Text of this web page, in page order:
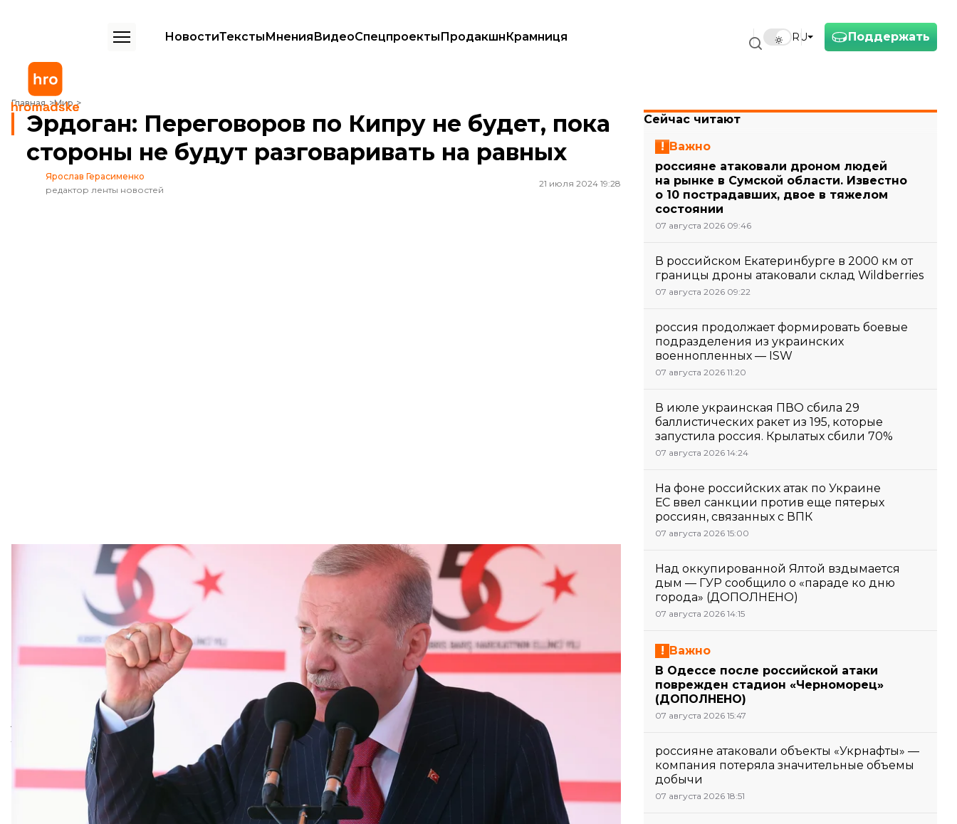
Поддержать
RU
НовостиТекстыМненияВидеоСпецпроектыПродакшнКрамниця
Главная Мир
Эрдоган: Переговоров по Кипру не будет, пока стороны не будут разговаривать на равных
Эрдоган: Переговоров по Кипру не будет, пока
стороны не будут разговаривать на равных
Ярослав Герасименко
редактор ленты новостей
21 июля 2024 19:28
Президент Турции Реджеп Тайип Эрдоган во время празднования 50-летия турецкого вторжения на Северный Кипр, которое в
Анкаре называют «Кипрской миротворческой операцией»
Президент Турции Реджеп Тайип Эрдоган заявил, что не видит начала новых переговоров по
Кипру, пока «обе стороны» не будут сидеть за столом «как равные».
сообщаетAnadolu.
Эрдоган прокомментировал возможные переговоры в разговоре с журналистами, когда
возвращался из непризнанной Турецкой Республики Северного Кипра, где принимал участие в
мероприятиях по случаю 50-летия турецкого вторжения на остров.
«Откровенно говоря, мы не видим возможности начать новый переговорный процесс на Кипре без
установления равенства, при котором обе стороны сядут за стол как равные»,
— сказал турецкий
Сейчас читают
Важно
россияне атаковали дроном людей
на рынке в Сумской области. Известно
о 10 пострадавших, двое в тяжелом
состоянии
07 августа 2026 09:46
В российском Екатеринбурге в 2000 км от
границы дроны атаковали склад Wildberries
07 августа 2026 09:22
россия продолжает формировать боевые
подразделения из украинских
военнопленных — ISW
07 августа 2026 11:20
В июле украинская ПВО сбила 29
баллистических ракет из 195, которые
запустила россия. Крылатых сбили 70%
07 августа 2026 14:24
На фоне российских атак по Украине
ЕС ввел санкции против еще пятерых
россиян, связанных с ВПК
07 августа 2026 15:00
Над оккупированной Ялтой вздымается
дым — ГУР сообщило о «параде ко дню
города» (ДОПОЛНЕНО)
07 августа 2026 14:15
Важно
В Одессе после российской атаки
поврежден стадион «Черноморец»
(ДОПОЛНЕНО)
07 августа 2026 15:47
россияне атаковали объекты «Укрнафты» —
компания потеряла значительные объемы
добычи
07 августа 2026 18:51